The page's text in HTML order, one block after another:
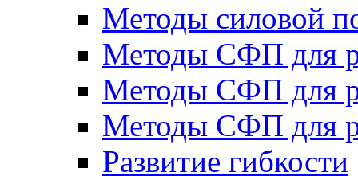
Методы силовой
Методы СФП для
Методы СФП для
Методы СФП для
Развитие гибкости